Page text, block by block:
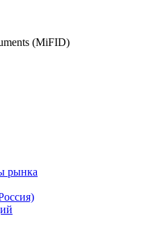
рынка